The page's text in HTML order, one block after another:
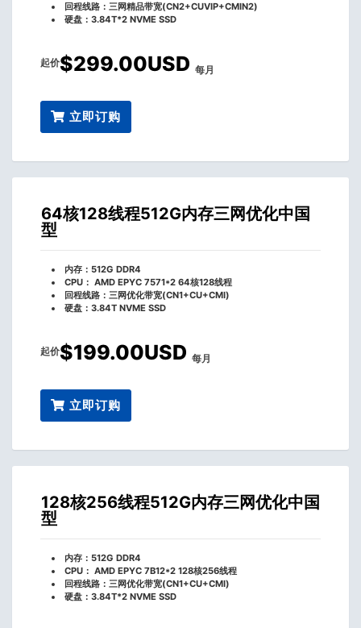
回程线路：三网精品带宽(CN2+CUVIP+CMIN2)
硬盘：3.84T*2 NVME SSD
起价$299.00USD 每月
立即订购
64核128线程512G内存三网优化中国
型
内存：512G DDR4
CPU： AMD EPYC 7571*2 64核128线程
回程线路：三网优化带宽(CN1+CU+CMI)
硬盘：3.84T NVME SSD
起价$199.00USD 每月
立即订购
128核256线程512G内存三网优化中国
型
内存：512G DDR4
CPU： AMD EPYC 7B12*2 128核256线程
回程线路：三网优化带宽(CN1+CU+CMI)
硬盘：3.84T*2 NVME SSD